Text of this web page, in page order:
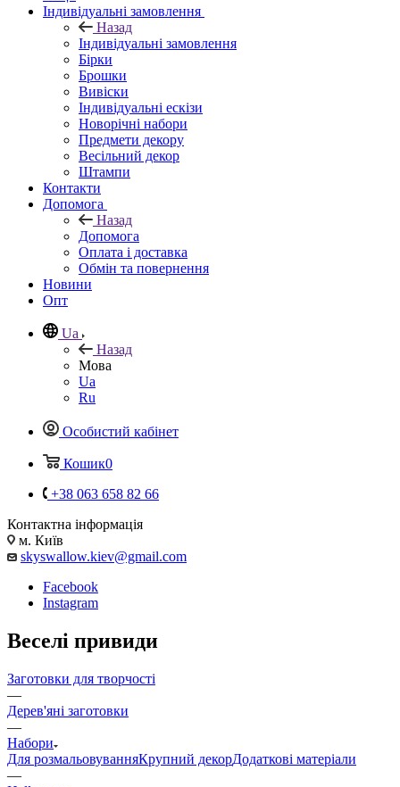
Індивідуальні замовлення
Назад
Індивідуальні замовлення
Бірки
Брошки
Вивіски
Індивідуальні ескізи
Новорічні набори
Предмети декору
Весільний декор
Штампи
Контакти
Допомога
Назад
Допомога
Оплата і доставка
Обмін та повернення
Новини
Опт
Ua
Назад
Мова
Ua
Ru
Особистий кабінет
Кошик0
+38 063 658 82 66
Контактна інформація
м. Київ
skyswallow.kiev@gmail.com
Facebook
Instagram
Веселі привиди
Заготовки для творчості
—
Дерев'яні заготовки
—
Набори
Для розмальовуванняКрупний декорДодаткові матеріали
—